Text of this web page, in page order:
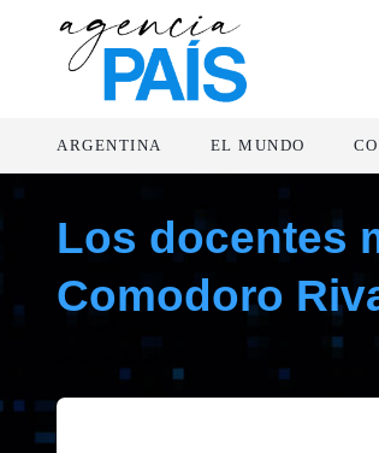
ARGENTINA EL MUNDO
Los docentes
Comodoro